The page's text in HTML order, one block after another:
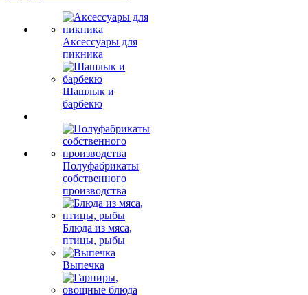
Аксессуары для
пикника
Шашлык и
барбекю
Полуфабрикаты
собственного
производства
Блюда из мяса,
птицы, рыбы
Выпечка